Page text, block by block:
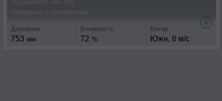
Давление
753 мм
Влажность
72 %
Ветер
Южн, 6 м/с